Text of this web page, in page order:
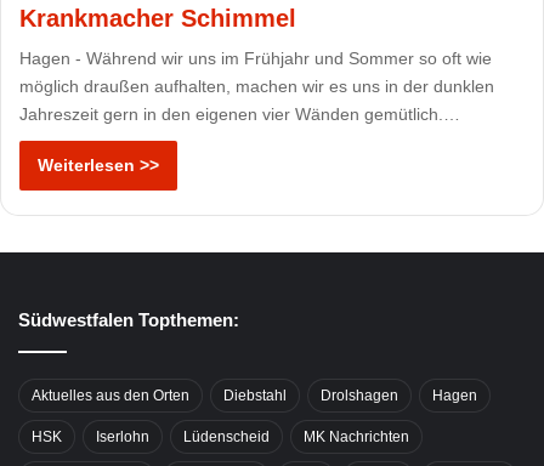
Krankmacher Schimmel
Hagen - Während wir uns im Frühjahr und Sommer so oft wie
möglich draußen aufhalten, machen wir es uns in der dunklen
Jahreszeit gern in den eigenen vier Wänden gemütlich.…
Weiterlesen >>
Südwestfalen Topthemen:
Aktuelles aus den Orten Diebstahl Drolshagen Hagen
HSK Iserlohn Lüdenscheid MK Nachrichten